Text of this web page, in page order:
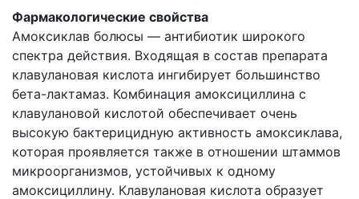
Фармакологические свойства
Амоксиклав болюсы — антибиотик широкого
спектра действия. Входящая в состав препарата
клавулановая кислота ингибирует большинство
бета-лактамаз. Комбинация амоксициллина с
клавулановой кислотой обеспечивает очень
высокую бактерицидную активность амоксиклава,
которая проявляется также в отношении штаммов
микроорганизмов, устойчивых к одному
амоксициллину. Клавулановая кислота образует